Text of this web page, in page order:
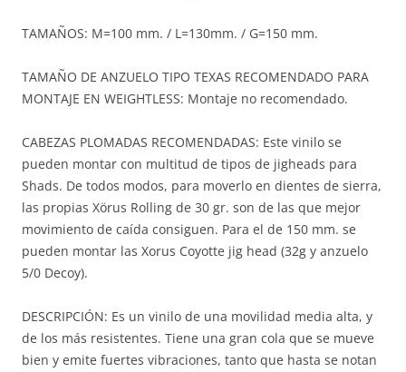
TAMAÑOS: M=100 mm. / L=130mm. / G=150 mm.
TAMAÑO DE ANZUELO TIPO TEXAS RECOMENDADO PARA
MONTAJE EN WEIGHTLESS: Montaje no recomendado.
CABEZAS PLOMADAS RECOMENDADAS: Este vinilo se
pueden montar con multitud de tipos de jigheads para
Shads. De todos modos, para moverlo en dientes de sierra,
las propias Xörus Rolling de 30 gr. son de las que mejor
movimiento de caída consiguen. Para el de 150 mm. se
pueden montar las Xorus Coyotte jig head (32g y anzuelo
5/0 Decoy).
DESCRIPCIÓN: Es un vinilo de una movilidad media alta, y
de los más resistentes. Tiene una gran cola que se mueve
bien y emite fuertes vibraciones, tanto que hasta se notan